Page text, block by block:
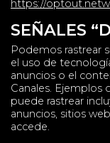
https://
SEÑALES
Podemos rastrear
el uso de
anuncios o el
Canales.
puede rastrear
anuncios, sitios
accede.